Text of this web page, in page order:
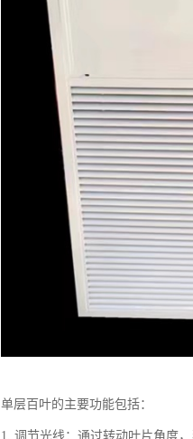
单层百叶的主要功能包括：
1. 调节光线：通过转动叶片角度